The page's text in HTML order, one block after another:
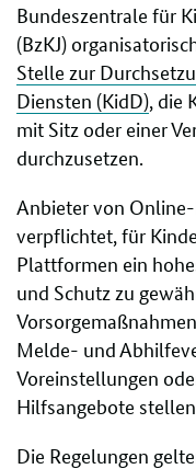
Bundeszentrale für
(BzKJ)
Stelle zur
Diensten (KidD), die
mit Sitz oder einer
durchzusetzen.
Anbieter von
verpflichtet, für
Plattformen ein
und Schutz zu
Melde- und
Voreinstellungen
Hilfsangebote
Die Regelungen